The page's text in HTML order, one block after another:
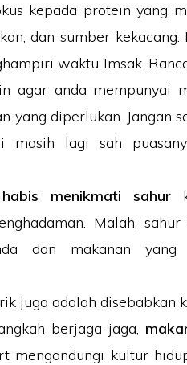
kepada protein yang
dan sumber kekacang.
waktu Imsak.
agar anda mempunyai
yang diperlukan. Jangan
lagi sah
menikmati sahur
Malah, sahur
dan makanan yang
juga adalah disebabkan
berjaga-jaga,
mengandungi kultur